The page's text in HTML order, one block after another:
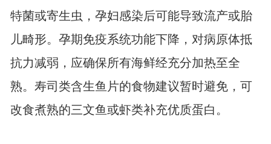
特菌或寄生虫，孕妇感染后可能导致流产或胎
儿畸形。孕期免疫系统功能下降，对病原体抵
抗力减弱，应确保所有海鲜经充分加热至全
熟。寿司类含生鱼片的食物建议暂时避免，可
改食煮熟的三文鱼或虾类补充优质蛋白。